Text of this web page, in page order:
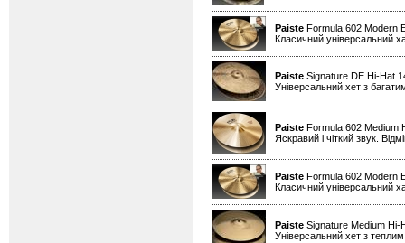
Paiste Formula 602 Modern
Класичний універсальний
Paiste Signature DE Hi-Hat
Універсальний хет з
Paiste Formula 602 Medium
Яскравий і чіткий звук.
Paiste Formula 602 Modern
Класичний універсальний
Paiste Signature Medium Hi-
Універсальний хет з